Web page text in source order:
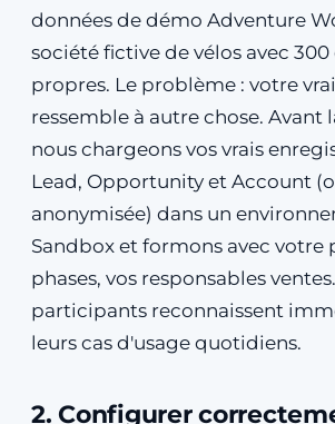
données de démo Adventure
société fictive de vélos avec
propres. Le problème : votre
ressemble à autre chose. Avant
nous chargeons vos vrais
Lead, Opportunity et Account
anonymisée) dans un
Sandbox et formons avec votre
phases, vos responsables
participants reconnaissent
leurs cas d'usage quotidiens.
2. Configurer